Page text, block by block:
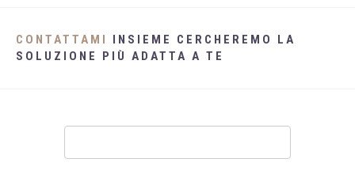
CONTATTAMI
INSIEME CERCHEREMO LA
SOLUZIONE PIÙ ADATTA A TE
Contatti